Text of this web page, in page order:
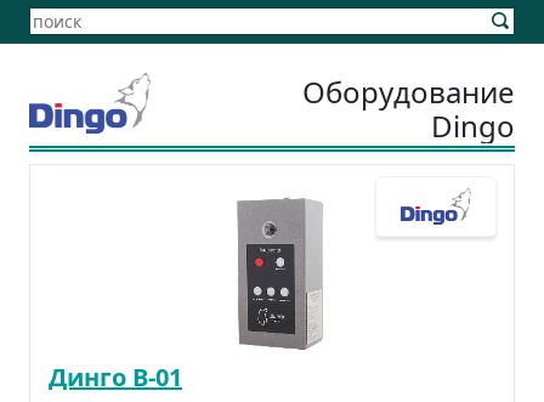
Оборудование
Dingo
Динго В-01